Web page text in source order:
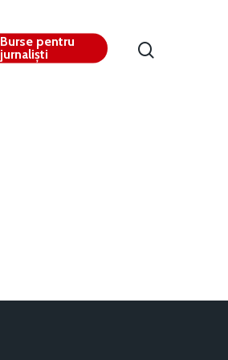
Burse pentru
jurnaliști